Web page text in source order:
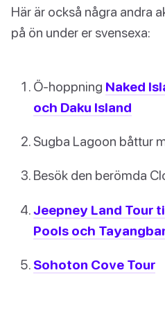
Här är också några andra
på ön under er svensexa:
Ö-hoppning Naked
och Daku Island
Sugba Lagoon båttur
Besök den berömda
Jeepney Land Tour
Pools och
Sohoton Cove Tour